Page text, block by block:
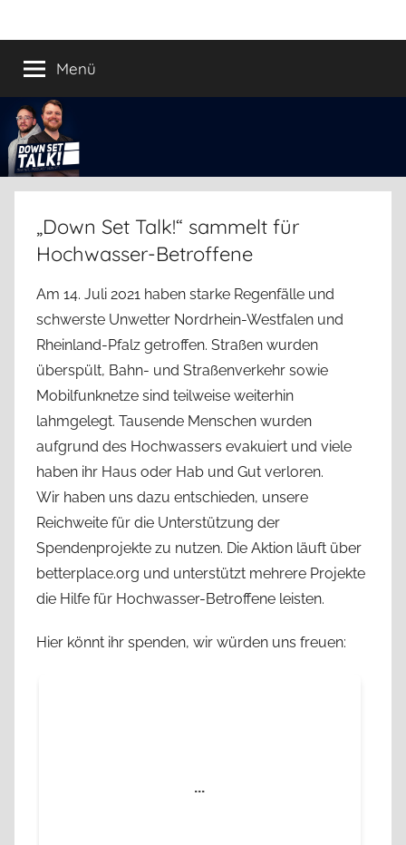
Inhalt
springen
Down
Set
Talk!
PodcastMenü
„Down Set Talk!“ sammelt für
Hochwasser-Betroffene
Am 14. Juli 2021 haben starke Regenfälle und
schwerste Unwetter Nordrhein-Westfalen und
Rheinland-Pfalz getroffen. Straßen wurden
überspült, Bahn- und Straßenverkehr sowie
Mobilfunknetze sind teilweise weiterhin
lahmgelegt. Tausende Menschen wurden
aufgrund des Hochwassers evakuiert und viele
haben ihr Haus oder Hab und Gut verloren.
Wir haben uns dazu entschieden, unsere
Reichweite für die Unterstützung der
Spendenprojekte zu nutzen. Die Aktion läuft über
betterplace.org und unterstützt mehrere Projekte
die Hilfe für Hochwasser-Betroffene leisten.
Hier könnt ihr spenden, wir würden uns freuen: